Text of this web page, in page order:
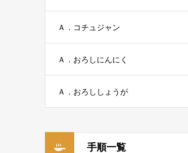
Ａ．コチュジャン
Ａ．おろしにんにく
Ａ．おろししょうが
手順一覧